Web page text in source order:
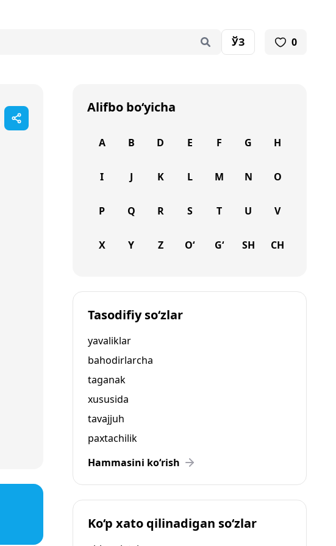
ЎЗ 0
Alifbo bo‘yicha
A B D E F G H
I J K L M N O
P Q R S T U V
X Y Z O‘ G‘ SH CH
Tasodifiy so‘zlar
yavaliklar
bahodirlarcha
taganak
xususida
tavajjuh
paxtachilik
Hammasini ko‘rish
Ko‘p xato qilinadigan so‘zlar